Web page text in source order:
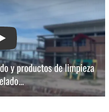
Play: Robaron un aire acondicionado